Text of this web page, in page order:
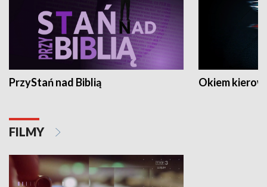
PrzyStań nad Biblią Okiem
FILMY